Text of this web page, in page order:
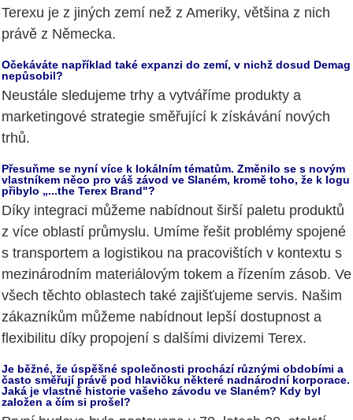
Terexu je z jiných zemí než z Ameriky, většina z nich
právě z Německa.
Očekáváte například také expanzi do zemí, v nichž dosud Demag
nepůsobil?
Neustále sledujeme trhy a vytváříme produkty a
marketingové strategie směřující k získávání nových
trhů.
Přesuňme se nyní více k lokálním tématům. Změnilo se s novým
vlastníkem něco pro váš závod ve Slaném, kromě toho, že k logu
přibylo „...the Terex Brand"?
Díky integraci můžeme nabídnout širší paletu produktů
z více oblastí průmyslu. Umíme řešit problémy spojené
s transportem a logistikou na pracovištích v kontextu s
mezinárodním materiálovým tokem a řízením zásob. Ve
všech těchto oblastech také zajišťujeme servis. Našim
zákazníkům můžeme nabídnout lepší dostupnost a
flexibilitu díky propojení s dalšími divizemi Terex.
Je běžné, že úspěšné společnosti prochází různými obdobími a
často směřují právě pod hlavičku některé nadnárodní korporace.
Jaká je vlastně historie vašeho závodu ve Slaném? Kdy byl
založen a čím si prošel?